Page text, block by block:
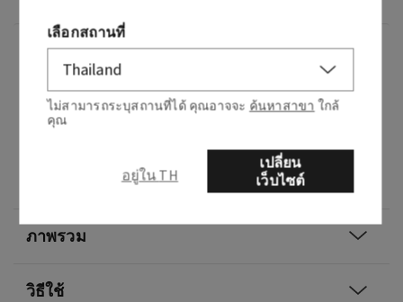
กลิ่น
กลิ่นหอมอย่างไร: สายลมเย็นสบายในค่ำคืนฤดู
ร้อนอันอบอุ่น
โน้ต: กลิ่นส้มที่ชุ่มฉ่ำ น้ำพุสดชื่น และมะม่วง
ภาพรวม
วิธีใช้
เลือกสถานที่
ไม่สามารถระบุสถานที่ได้ คุณอาจจะ ค้นหาสาขา ใกล้
คุณ
อยู่ใน TH
เปลี่ยน
เว็บไซต์